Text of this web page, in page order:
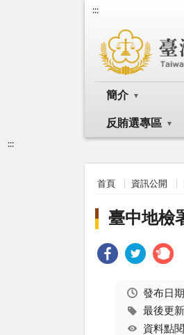
:::
簡介
反賄選專區
:::
首頁 資訊公開
臺中地檢
發布日
最後更
資料點